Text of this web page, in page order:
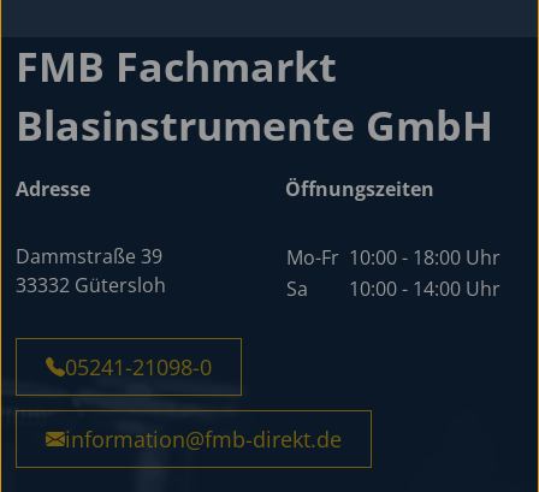
FMB Fachmarkt
Blasinstrumente GmbH
Adresse
Dammstraße 39
33332 Gütersloh
Öffnungszeiten
Mo-Fr 10:00 - 18:00 Uhr
Sa
10:00 - 14:00 Uhr
05241-21098-0
information@fmb-direkt.de